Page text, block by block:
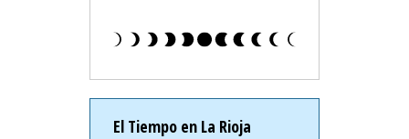
El Tiempo en La Rioja